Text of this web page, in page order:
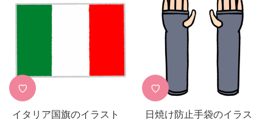
♡
イタリア国旗のイラスト
♡
日焼け防止手袋のイラス